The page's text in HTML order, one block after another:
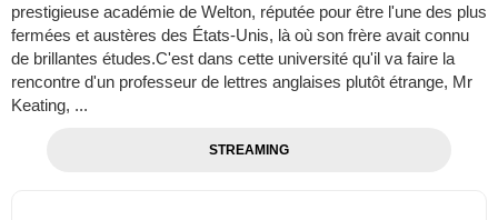
prestigieuse académie de Welton, réputée pour être l'une des plus
fermées et austères des États-Unis, là où son frère avait connu
de brillantes études.C'est dans cette université qu'il va faire la
rencontre d'un professeur de lettres anglaises plutôt étrange, Mr
Keating, ...
STREAMING